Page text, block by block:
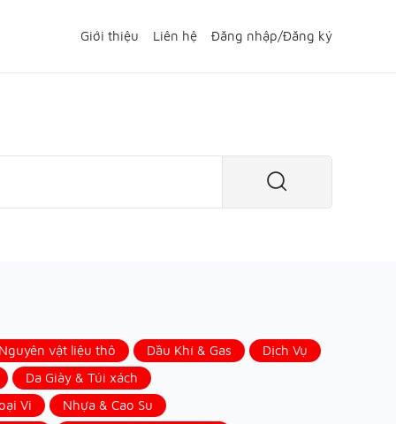
Giới thiệu Liên hệ Đăng nhập/Đăng ký
vật liệu thô Dầu Khí & Gas
Dịch Vụ
Da Giày & Túi xách
Vi
Nhựa & Cao Su